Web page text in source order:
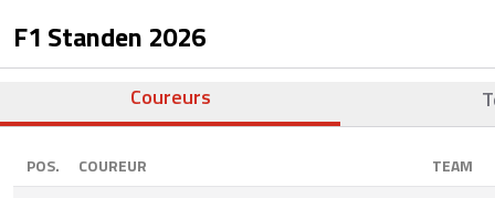
F1 Standen 2026
Coureurs
POS. COUREUR TEAM